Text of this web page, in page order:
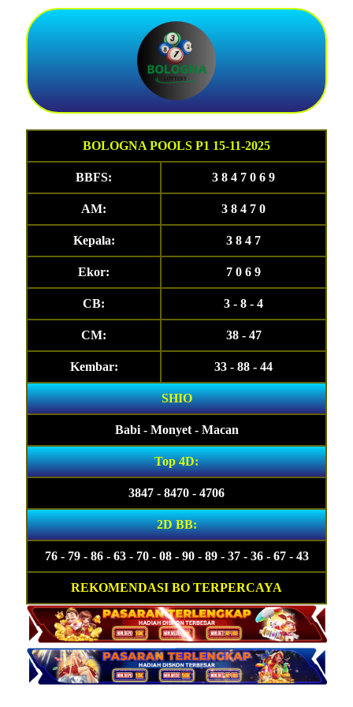
BOLOGNA POOLS P1 15-11-2025
BBFS: 3 8 4 7 0 6 9
AM: 3 8 4 7 0
Kepala: 3 8 4 7
Ekor: 7 0 6 9
CB: 3 - 8 - 4
CM: 38 - 47
Kembar: 33 - 88 - 44
SHIO
Babi - Monyet - Macan
Top 4D:
3847 - 8470 - 4706
2D BB:
76 - 79 - 86 - 63 - 70 - 08 - 90 - 89 - 37 - 36 - 67 - 43
REKOMENDASI BO TERPERCAYA